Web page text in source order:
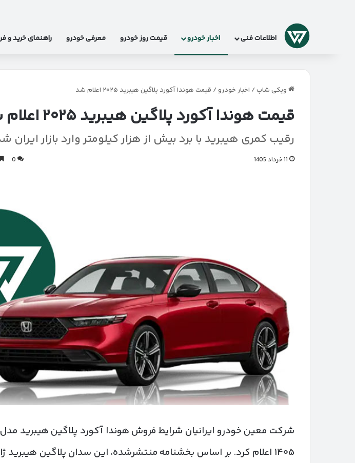
لوگو اطلاعات فنی اخبار خودرو قیمت روز خودرو معرفی خودرو راهنمای خرید و
ویکی شاپ/ اخبار خودرو/ قیمت هوندا آکورد پلاگین هیبرید ۲۰۲۵ اعلام شد
قیمت هوندا آکورد پلاگین هیبرید ۲۰۲۵ اعلام شد
رقیب کمری هیبرید با برد بیش از هزار کیلومتر وارد بازار ایران
11 خرداد 1405 0
۱۴۰۵ اعلام کرد. بر اساس بخشنامه منتشرشده، این سدان پلاگین